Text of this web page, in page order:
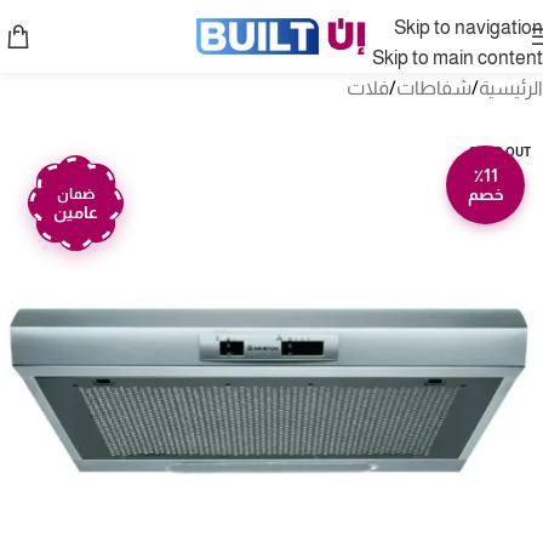
Skip to navigation
Skip to main content
الرئيسية/شفاطات/فلات
SOLD OUT
٪11
خصم
ضمان
عامين